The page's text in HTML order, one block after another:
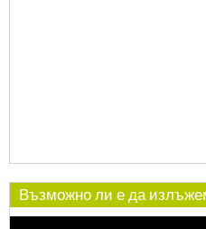
Възможно ли е да